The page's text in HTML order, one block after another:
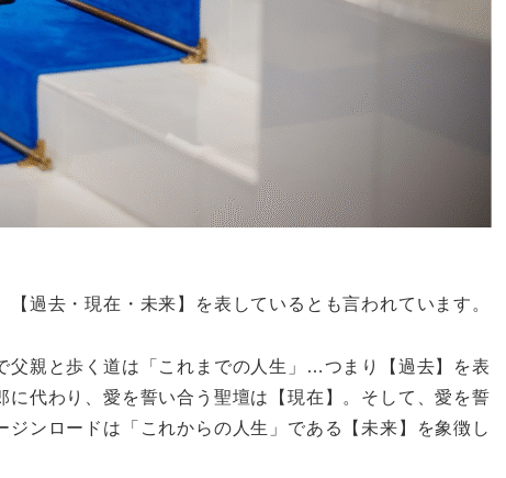
過去・現在・未来】を表しているとも言われています。
父親と歩く道は「これまでの人生」…つまり【過去】を表
に代わり、愛を誓い合う聖壇は【現在】。そして、愛を誓
ジンロードは「これからの人生」である【未来】を象徴し